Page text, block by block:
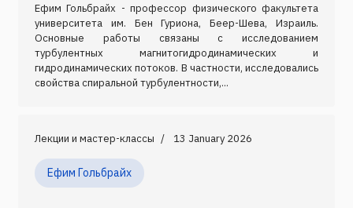
Ефим Гольбрайх - профессор физического факультета
университета им. Бен Гуриона, Беер-Шева, Израиль.
Основные работы связаны с исследованием
турбулентных магнитогидродинамических и
гидродинамических потоков. В частности, исследовались
свойства спиральной турбулентности,...
Лекции и мастер-классы 13 January 2026
Ефим Гольбрайх